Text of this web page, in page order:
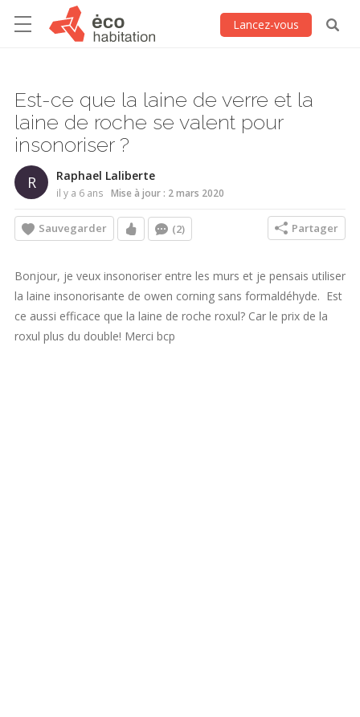
Lancez-vous
Est-ce que la laine de verre et la
laine de roche se valent pour
insonoriser ?
R Raphael Laliberte
il y a 6 ans Mise à jour : 2 mars 2020
Sauvegarder (2) Partager
Bonjour, je veux insonoriser entre les murs et je pensais utiliser
la laine insonorisante de owen corning sans formaldéhyde. Est
ce aussi efficace que la laine de roche roxul? Car le prix de la
roxul plus du double! Merci bcp